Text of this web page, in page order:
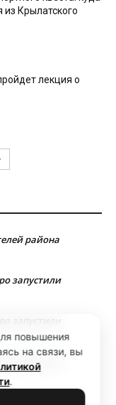
из Крылатского
лекция о
района
запустили
запустили
запустили
запустили
повышения
на связи, вы
.